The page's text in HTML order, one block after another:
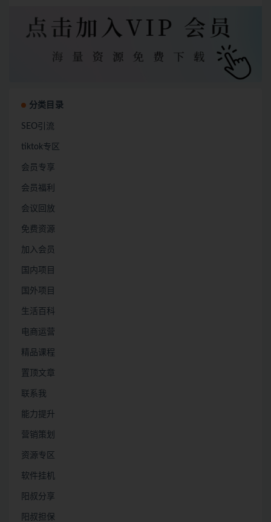
分类目录
SEO引流
tiktok专区
会员专享
会员福利
会议回放
免费资源
加入会员
国内项目
国外项目
生活百科
电商运营
精品课程
置顶文章
联系我
能力提升
营销策划
资源专区
软件挂机
阳叔分享
阳叔担保